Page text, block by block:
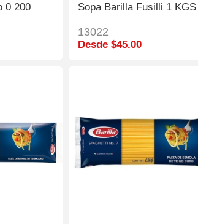
0 200
Sopa Barilla Fusilli 1 KGS
13022
Desde $45.00